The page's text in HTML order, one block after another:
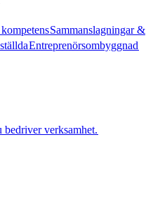
Sammanslagningar &
Entreprenörsombyggnad​​
verksamhet.​​